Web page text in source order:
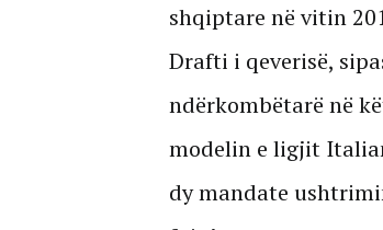
shqiptare në vitin
Drafti i qeverisë,
ndërkombëtarë në
modelin e ligjit
dy mandate